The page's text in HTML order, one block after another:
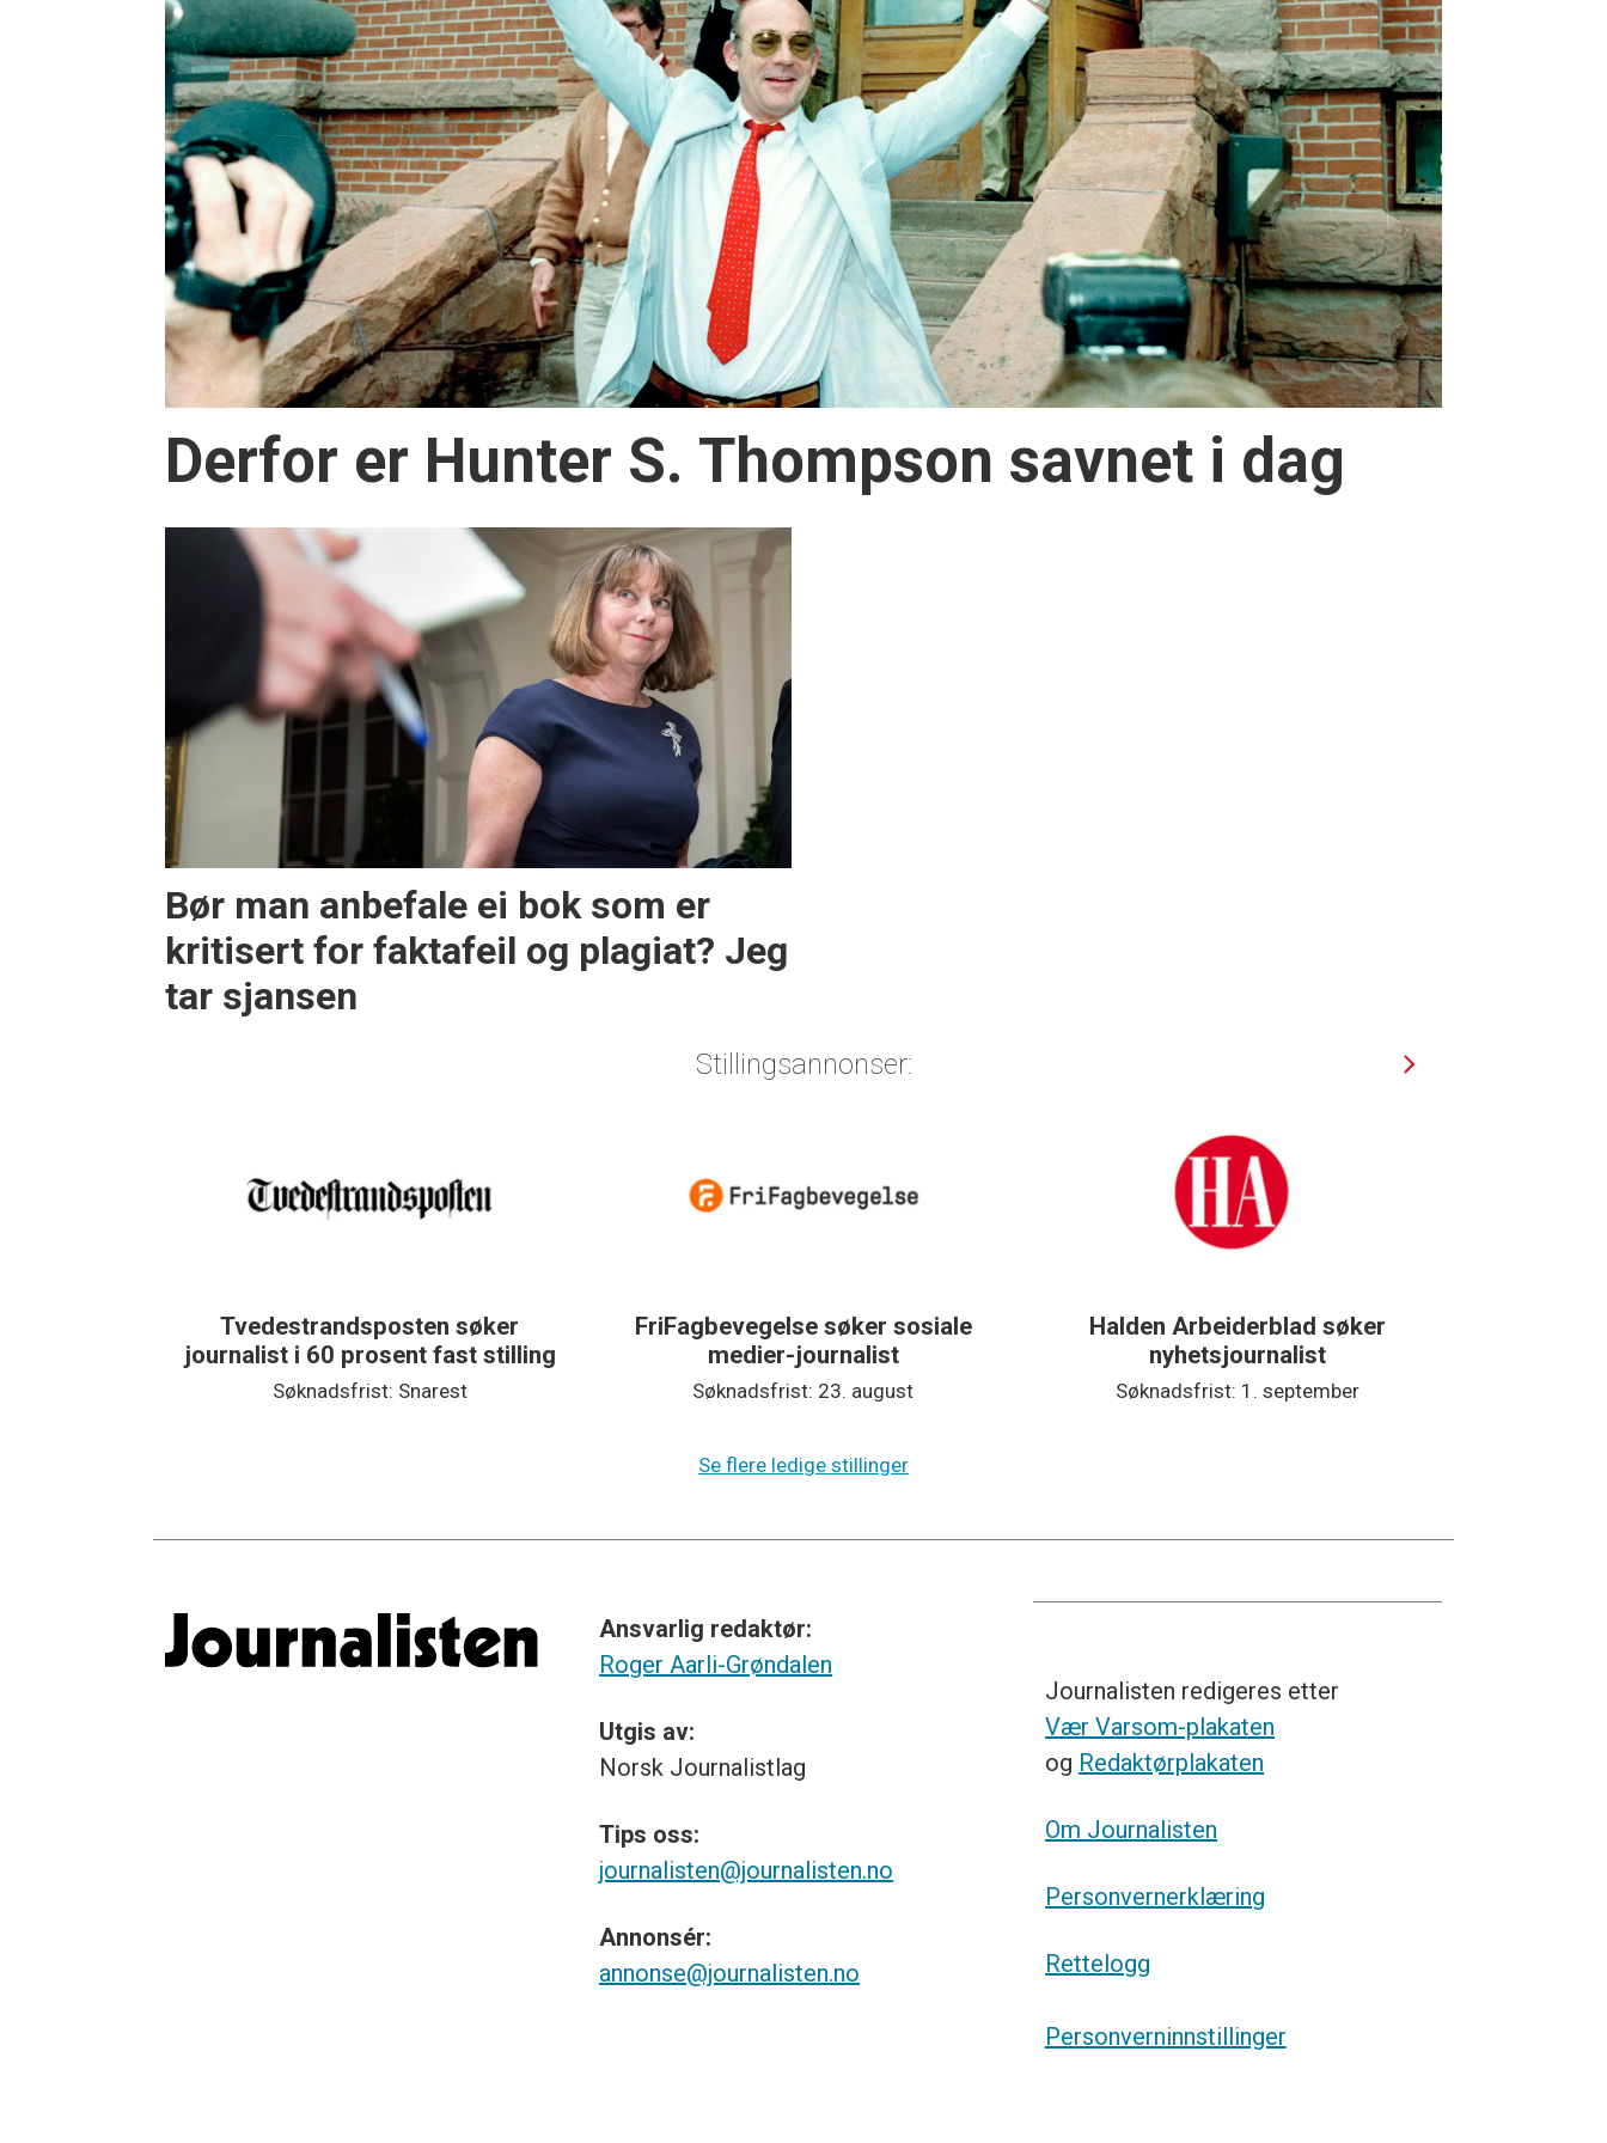
Derfor er Hunter S. Thompson savnet i dag
Bør man anbefale ei bok som er
kritisert for faktafeil og plagiat? Jeg
tar sjansen
Stillingsannonser:
Tvedestrandsposten søker
journalist i 60 prosent fast stilling
Søknadsfrist: Snarest
FriFagbevegelse søker sosiale
medier-journalist
Søknadsfrist: 23. august
Halden Arbeiderblad søker
nyhetsjournalist
Søknadsfrist: 1. september
Se flere ledige stillinger
Ansvarlig redaktør:
Roger Aarli-Grøndalen
Utgis av:
Norsk Journalistlag
Tips oss:
journalisten@journalisten.no
Annonsér:
annonse@journalisten.no
Journalisten redigeres etter
Vær Varsom-plakaten
og Redaktørplakaten
Om Journalisten
Personvernerklæring
Rettelogg
Personverninnstillinger